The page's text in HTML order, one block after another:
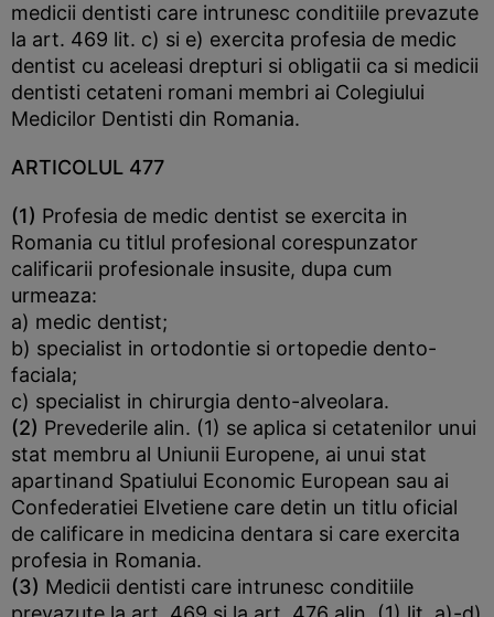
medicii dentisti care intrunesc conditiile prevazute
la art. 469 lit. c) si e) exercita profesia de medic
dentist cu aceleasi drepturi si obligatii ca si medicii
dentisti cetateni romani membri ai Colegiului
Medicilor Dentisti din Romania.
ARTICOLUL 477
(1) Profesia de medic dentist se exercita in
Romania cu titlul profesional corespunzator
calificarii profesionale insusite, dupa cum
urmeaza:
a) medic dentist;
b) specialist in ortodontie si ortopedie dento-
faciala;
c) specialist in chirurgia dento-alveolara.
(2) Prevederile alin. (1) se aplica si cetatenilor unui
stat membru al Uniunii Europene, ai unui stat
apartinand Spatiului Economic European sau ai
Confederatiei Elvetiene care detin un titlu oficial
de calificare in medicina dentara si care exercita
profesia in Romania.
(3) Medicii dentisti care intrunesc conditiile